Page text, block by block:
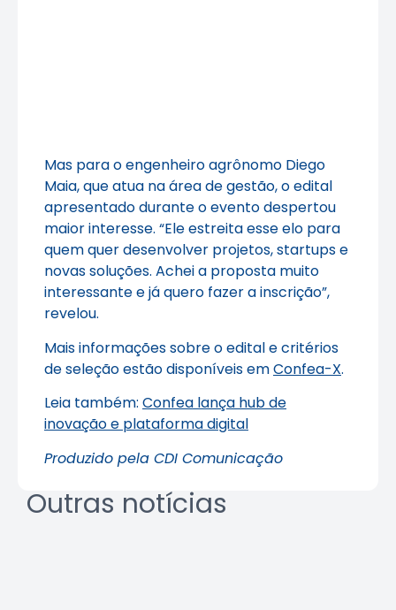
Mas para o engenheiro agrônomo Diego
Maia, que atua na área de gestão, o edital
apresentado durante o evento despertou
maior interesse. “Ele estreita esse elo para
quem quer desenvolver projetos, startups e
novas soluções. Achei a proposta muito
interessante e já quero fazer a inscrição”,
revelou.
Mais informações sobre o edital e critérios
de seleção estão disponíveis emConfea-X.
Leia também: Confea lança hub de
inovação e plataforma digital
Produzido pela CDI Comunicação
Outras notícias